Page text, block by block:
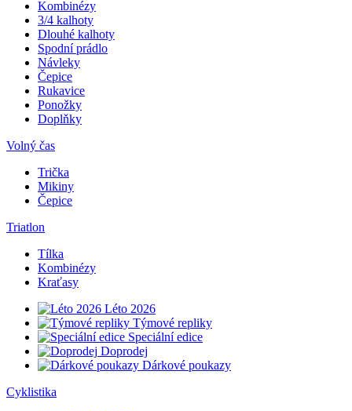
Kombinézy
3/4 kalhoty
Dlouhé kalhoty
Spodní prádlo
Návleky
Čepice
Rukavice
Ponožky
Doplňky
Volný čas
Trička
Mikiny
Čepice
Triatlon
Tílka
Kombinézy
Kraťasy
Léto 2026
Týmové repliky
Speciální edice
Doprodej
Dárkové poukazy
Cyklistika